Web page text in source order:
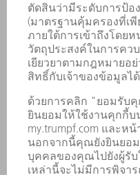
การลงทะเบียนรับหนังสือพิมพ์
แผ่นข้อมูลด้านความปลอดภัย
ผลิตภัณฑ์
เครื่องจักร & ระบบ
เลเซอร์
เพาเวอร์อิเล็กทรอนิกส์
โรงงานอัจฉริยะ
ซอฟต์แวร์
บริการ
การใช้งาน
อุตสาหกรรมต่าง ๆ
บริษัท